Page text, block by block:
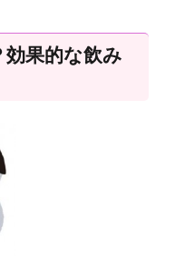
果的な飲み